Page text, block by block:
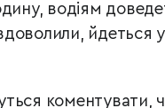
водіям
йдеться
коментувати,